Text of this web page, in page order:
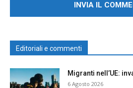
Editoriali e commenti
Migranti nell’UE:
6 Agosto 2026